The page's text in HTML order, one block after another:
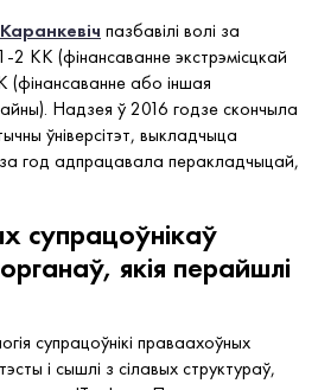
пазбавілі волі за
КК (фінансаванне экстрэмісцкай
(фінансаванне або іншая
Надзея ў 2016 годзе скончыла
ўніверсітэт, выкладчыца
год адпрацавала перакладчыцай,
супрацоўнікаў
якія перайшлі
супрацоўнікі праваахоўных
і сышлі з сілавых структураў,